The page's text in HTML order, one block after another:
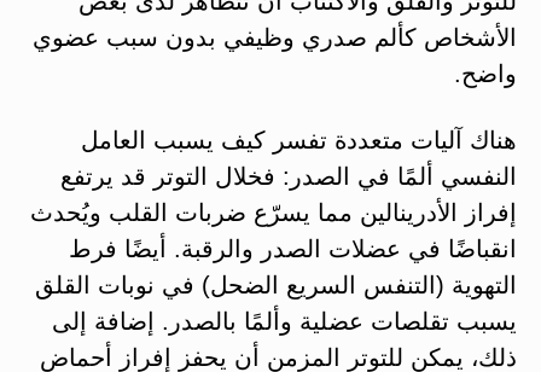
الأشخاص كألم صدري وظيفي بدون سبب عضوي
واضح​.
هناك آليات متعددة تفسر كيف يسبب العامل
النفسي ألمًا في الصدر: فخلال التوتر قد يرتفع
إفراز الأدرينالين مما يسرّع ضربات القلب ويُحدث
انقباضًا في عضلات الصدر والرقبة. أيضًا فرط
التهوية (التنفس السريع الضحل) في نوبات القلق
يسبب تقلصات عضلية وألمًا بالصدر. إضافة إلى
ذلك، يمكن للتوتر المزمن أن يحفز إفراز أحماض